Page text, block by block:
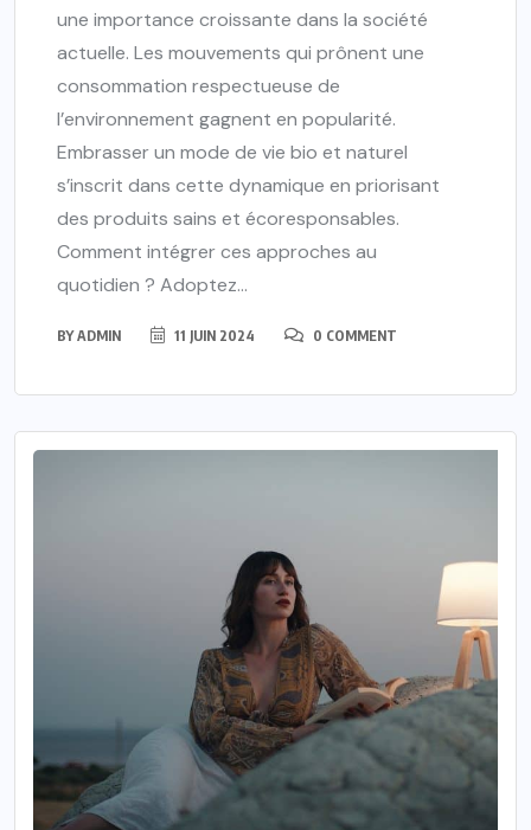
une importance croissante dans la société
actuelle. Les mouvements qui prônent une
consommation respectueuse de
l’environnement gagnent en popularité.
Embrasser un mode de vie bio et naturel
s’inscrit dans cette dynamique en priorisant
des produits sains et écoresponsables.
Comment intégrer ces approches au
quotidien ? Adoptez...
BYADMIN 11 JUIN 2024 0 COMMENT